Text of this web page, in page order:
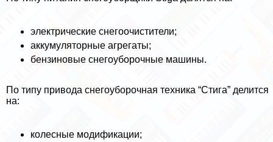
электрические снегоочистители;
аккумуляторные агрегаты;
бензиновые снегоуборочные машины.
По типу привода снегоуборочная техника “Стига” делится
на:
колесные модификации;